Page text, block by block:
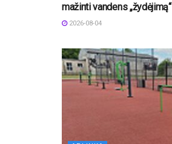
mažinti vandens „žydėjimą“
2026-08-04